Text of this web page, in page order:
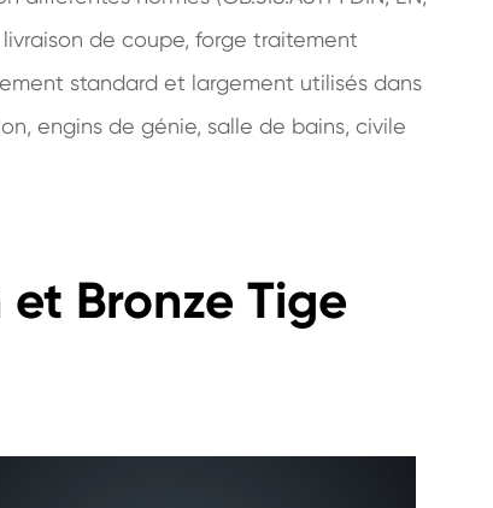
de coupe, forge traitement
standard et largement utilisés dans
engins de génie, salle de bains, civile
Bronze Tige